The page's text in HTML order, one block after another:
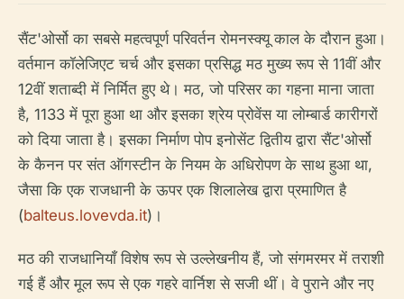
सैंट'ओर्सो का सबसे महत्वपूर्ण परिवर्तन रोमनस्क्यू काल के दौरान हुआ।
वर्तमान कॉलेजिएट चर्च और इसका प्रसिद्ध मठ मुख्य रूप से 11वीं और
12वीं शताब्दी में निर्मित हुए थे। मठ, जो परिसर का गहना माना जाता
है, 1133 में पूरा हुआ था और इसका श्रेय प्रोवेंस या लोम्बार्ड कारीगरों
को दिया जाता है। इसका निर्माण पोप इनोसेंट द्वितीय द्वारा सैंट'ओर्सो
के कैनन पर संत ऑगस्टीन के नियम के अधिरोपण के साथ हुआ था,
जैसा कि एक राजधानी के ऊपर एक शिलालेख द्वारा प्रमाणित है
(balteus.lovevda.it)।
मठ की राजधानियाँ विशेष रूप से उल्लेखनीय हैं, जो संगमरमर में तराशी
गई हैं और मूल रूप से एक गहरे वार्निश से सजी थीं। वे पुराने और नए